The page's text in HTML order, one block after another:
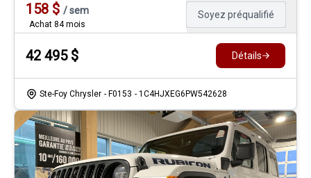
158 $ /sem
Achat 84 mois
Soyez préqualifié
42 495$ Détails
Ste-Foy Chrysler - F0153 - 1C4HJXEG6PW542628